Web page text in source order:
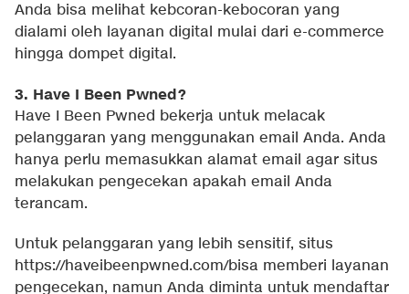
Anda bisa melihat kebcoran-kebocoran yang
dialami oleh layanan digital mulai dari e-commerce
hingga dompet digital.
3. Have I Been Pwned?
Have I Been Pwned bekerja untuk melacak
pelanggaran yang menggunakan email Anda. Anda
hanya perlu memasukkan alamat email agar situs
melakukan pengecekan apakah email Anda
terancam.
Untuk pelanggaran yang lebih sensitif, situs
https://haveibeenpwned.com/bisa memberi layanan
pengecekan, namun Anda diminta untuk mendaftar